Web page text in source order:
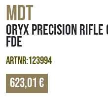
MDT
ORYX PRECISION
FDE
ARTNR:123994
623,01 €